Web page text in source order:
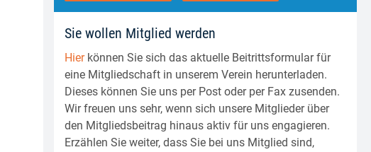
Sie wollen Mitglied werden
Hierkönnen Sie sich das aktuelle Beitrittsformular für
eine Mitgliedschaft in unserem Verein herunterladen.
Dieses können Sie uns per Post oder per Fax zusenden.
Wir freuen uns sehr, wenn sich unsere Mitglieder über
den Mitgliedsbeitrag hinaus aktiv für uns engagieren.
Erzählen Sie weiter, dass Sie bei uns Mitglied sind,